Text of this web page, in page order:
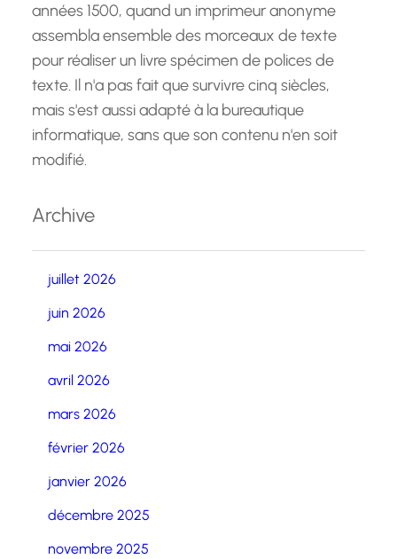
années 1500, quand un imprimeur anonyme
assembla ensemble des morceaux de texte
pour réaliser un livre spécimen de polices de
texte. Il n'a pas fait que survivre cinq siècles,
mais s'est aussi adapté à la bureautique
informatique, sans que son contenu n'en soit
modifié.
Archive
juillet 2026
juin 2026
mai 2026
avril 2026
mars 2026
février 2026
janvier 2026
décembre 2025
novembre 2025